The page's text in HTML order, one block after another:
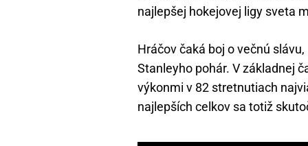
najlepšej hokejovej ligy sveta
Hráčov čaká boj o večnú
Stanleyho pohár. V základnej
výkonmi v 82 stretnutiach
najlepších celkov sa totiž